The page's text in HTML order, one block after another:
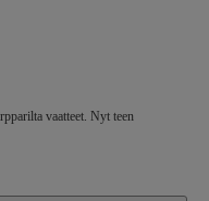
vaatteet. Nyt teen